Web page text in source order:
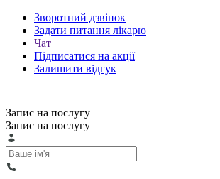
Зворотний дзвінок
Задати питання лікарю
Чат
Підписатися на акції
Залишити відгук
Запис на послугу
Запис на послугу